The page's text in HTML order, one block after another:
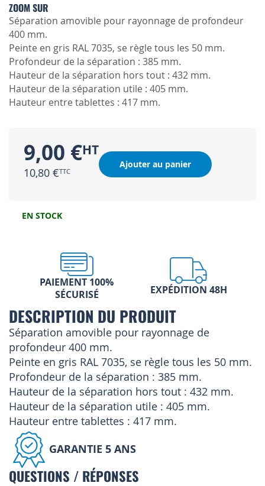
ZOOM SUR
Séparation amovible pour rayonnage de profondeur
400 mm.
Peinte en gris RAL 7035, se règle tous les 50 mm.
Profondeur de la séparation : 385 mm.
Hauteur de la séparation hors tout : 432 mm.
Hauteur de la séparation utile : 405 mm.
Hauteur entre tablettes : 417 mm.
9,00 €
10,80 €
Ajouter au panier
EN STOCK
PAIEMENT 100%
SÉCURISÉ
EXPÉDITION 48H
DESCRIPTION DU PRODUIT
Séparation amovible pour rayonnage de
profondeur 400 mm.
Peinte en gris RAL 7035, se règle tous les 50 mm.
Profondeur de la séparation : 385 mm.
Hauteur de la séparation hors tout : 432 mm.
Hauteur de la séparation utile : 405 mm.
Hauteur entre tablettes : 417 mm.
GARANTIE 5 ANS
QUESTIONS / RÉPONSES